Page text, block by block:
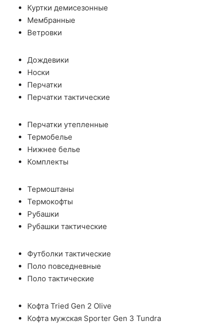
Куртки демисезонные
Мембранные
Ветровки
Дождевики
Носки
Перчатки
Перчатки тактические
Перчатки утепленные
Термобелье
Нижнее белье
Комплекты
Термоштаны
Термокофты
Рубашки
Рубашки тактические
Футболки тактические
Поло повседневные
Поло тактические
Кофта Tried Gen 2 Olive
Кофта мужская Sporter Gen 3 Tundra